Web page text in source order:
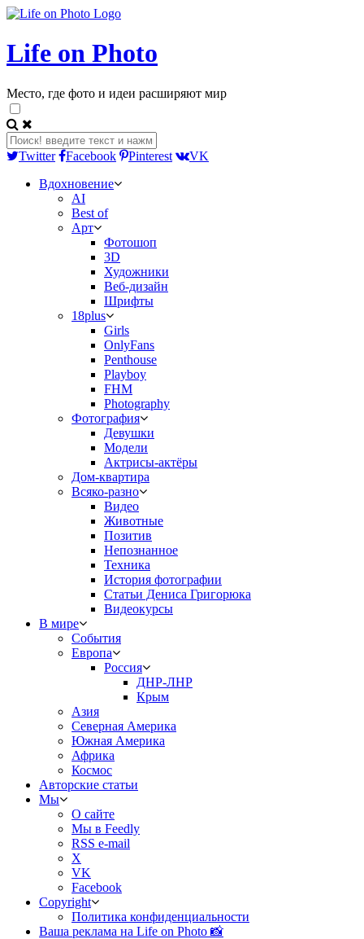
Life on Photo
Место, где фото и идеи расширяют мир
Twitter Facebook Pinterest
VK
Вдохновение
AI
Best of
Арт
Фотошоп
3D
Художники
Веб-дизайн
Шрифты
18plus
Girls
OnlyFans
Penthouse
Playboy
FHM
Photography
Фотография
Девушки
Модели
Актрисы-актёры
Дом-квартира
Всяко-разно
Видео
Животные
Позитив
Непознанное
Техника
История фотографии
Статьи Дениса Григорюка
Видеокурсы
В мире
События
Европа
Россия
ДНР-ЛНР
Крым
Азия
Северная Америка
Южная Америка
Африка
Космос
Авторские статьи
Мы
О сайте
Мы в Feedly
RSS e-mail
X
VK
Facebook
Copyright
Политика конфиденциальности
Ваша реклама на Life on Photo 📸